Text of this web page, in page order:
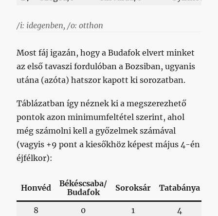
/i: idegenben, /o: otthon
Most fáj igazán, hogy a Budafok elvert minket
az első tavaszi fordulóban a Bozsiban, ugyanis
utána (azóta) hatszor kapott ki sorozatban.
Táblázatban így néznek ki a megszerezhető
pontok azon minimumfeltétel szerint, ahol
még számolni kell a győzelmek számával
(vagyis +9 pont a kiesőkhöz képest május 4-én
éjfélkor):
Honvéd
Békéscsaba/
Budafok
Soroksár Tatabánya
8 0 1
4